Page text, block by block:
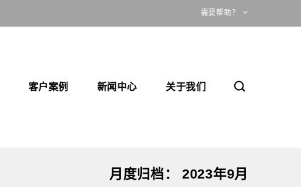
需要帮助？
客户案例 新闻中心 关于我们
月度归档：2023年9月